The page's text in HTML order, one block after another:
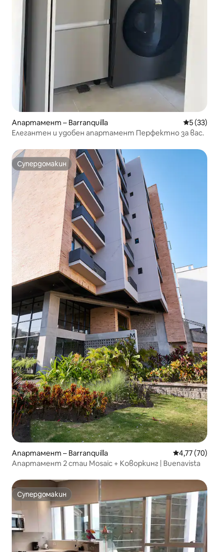
Апартамент – Barranquilla Средна
5 (33)
Елегантен и удобен апартамент Перфектно за вас.
Супердомакин
Супердомакин
Апартамент – Barranquilla Средна
4,77 (70)
Апартамент 2 стаи Mosaic + Коворкинг | Buenavista
Супердомакин
Супердомакин